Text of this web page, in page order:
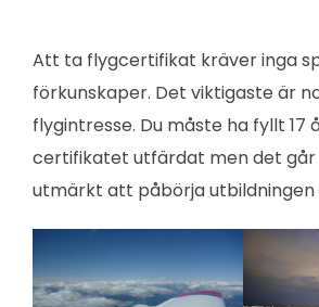
Att ta flygcertifikat kräver inga
förkunskaper. Det viktigaste är
flygintresse. Du måste ha fyllt 17
certifikatet utfärdat men det går
utmärkt att påbörja utbildningen